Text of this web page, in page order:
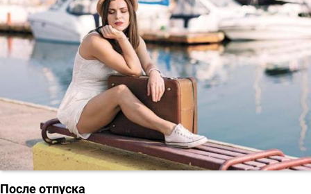
После отпуска